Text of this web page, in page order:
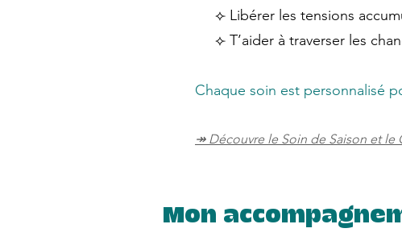
⟣ Libérer les tensions
⟣ T’aider à traverser les
Chaque soin est personnalisé
↠ Découvre le Soin de Saison et le
Mon